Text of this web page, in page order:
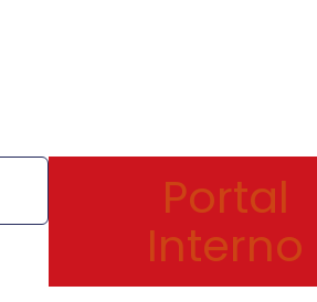
Portal
Interno